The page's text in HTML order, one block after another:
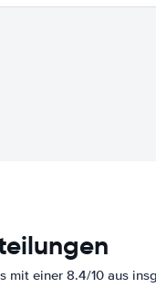
mit einer 8.4/10 aus